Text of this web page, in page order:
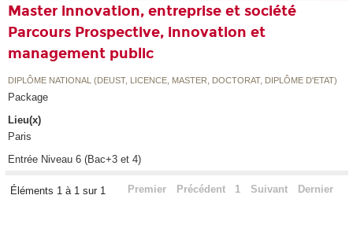
Master innovation, entreprise et société
Parcours Prospective, innovation et
management public
DIPLÔME NATIONAL (DEUST, LICENCE, MASTER, DOCTORAT, DIPLÔME D'ETAT)
Package
Lieu(x)
Paris
Entrée Niveau 6 (Bac+3 et 4)
Éléments 1 à 1 sur 1 Premier Précédent 1 Suivant Dernier